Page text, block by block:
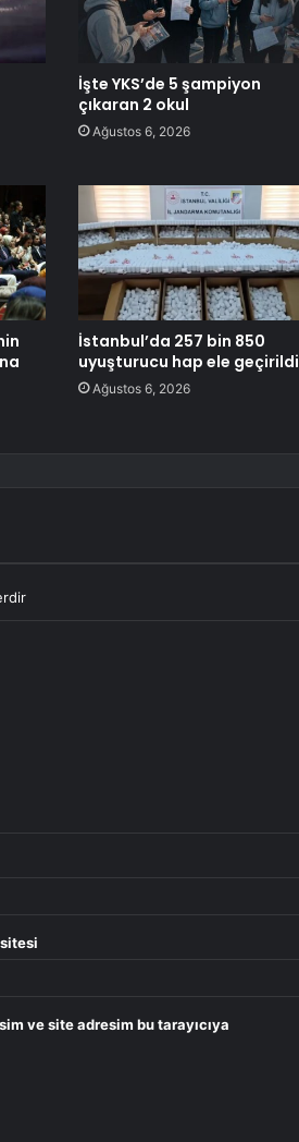
İşte YKS’de 5 şampiyon
çıkaran 2 okul
Ağustos 6, 2026
İstanbul’da 257 bin 850
uyuşturucu hap ele geçirildi
Ağustos 6, 2026
ve site adresim bu tarayıcıya